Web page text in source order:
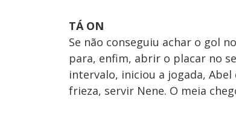
TÁ ON
Se não conseguiu achar o gol
para, enfim, abrir o placar no
intervalo, iniciou a jogada,
frieza, servir Nene. O meia